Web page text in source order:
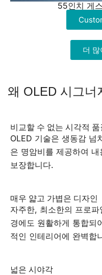
55인치 게
더
왜 OLED 시그너
비교할 수 없는 시각적 품
OLED 기술은 생동감 넘
은 명암비를 제공하여
보장합니다.
매우 얇고 가볍은 디자인
자주한, 최소한의 프로
경에도 원활하게 통합되
적인 인테리어에 완벽합
넓은 시야각